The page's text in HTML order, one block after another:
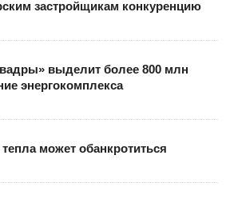
застройщикам конкуренцию
выделит более 800 млн
энергокомплекса
может обанкротиться